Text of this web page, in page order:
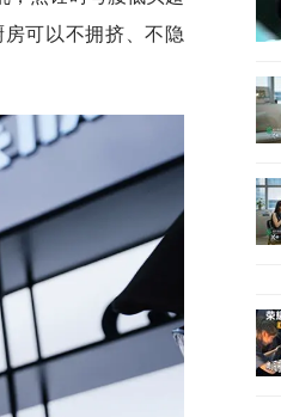
可以不拥挤、不隐